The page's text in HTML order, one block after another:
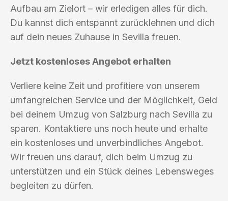
Aufbau am Zielort – wir erledigen alles für dich.
Du kannst dich entspannt zurücklehnen und dich
auf dein neues Zuhause in Sevilla freuen.
Jetzt kostenloses Angebot erhalten
Verliere keine Zeit und profitiere von unserem
umfangreichen Service und der Möglichkeit, Geld
bei deinem Umzug von Salzburg nach Sevilla zu
sparen. Kontaktiere uns noch heute und erhalte
ein kostenloses und unverbindliches Angebot.
Wir freuen uns darauf, dich beim Umzug zu
unterstützen und ein Stück deines Lebensweges
begleiten zu dürfen.